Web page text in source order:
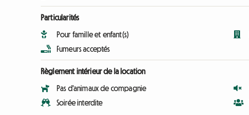
Particularités
Pour famille et enfant(s)
Fumeurs acceptés
Règlement intérieur de la location
Pas d'animaux de compagnie
Soirée interdite